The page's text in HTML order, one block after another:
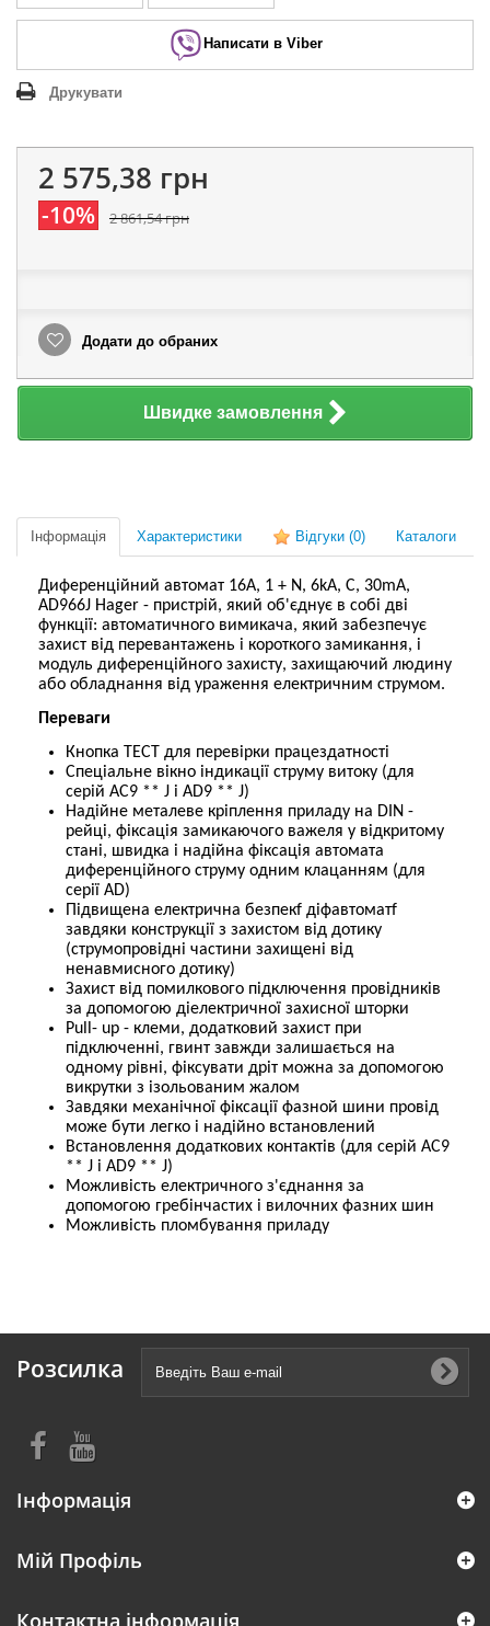
Написати в Viber
Друкувати
2 575,38 грн
-10% 2 861,54 грн
Додати до обраних
Швидке замовлення
Інформація Характеристики Відгуки (0) Каталоги
Диференційний автомат 16А, 1 + N, 6kA, C, 30mA,
AD966J Hager - пристрій, який об'єднує в собі дві
функції: автоматичного вимикача, який забезпечує
захист від перевантажень і короткого замикання, і
модуль диференційного захисту, захищаючий людину
або обладнання від ураження електричним струмом.
Переваги
Кнопка ТЕСТ для перевірки працездатності
Спеціальне вікно індикації струму витоку (для
серій АС9 ** J і AD9 ** J)
Надійне металеве кріплення приладу на DIN -
рейці, фіксація замикаючого важеля у відкритому
стані, швидка і надійна фіксація автомата
диференційного струму одним клацанням (для
серії AD)
Підвищена електрична безпекf діфавтоматf
завдяки конструкції з захистом від дотику
(струмопровідні частини захищені від
ненавмисного дотику)
Захист від помилкового підключення провідників
за допомогою діелектричної захисної шторки
Pull- up - клеми, додатковий захист при
підключенні, гвинт завжди залишається на
одному рівні, фіксувати дріт можна за допомогою
викрутки з ізольованим жалом
Завдяки механічної фіксації фазной шини провід
може бути легко і надійно встановлений
Встановлення додаткових контактів (для серій АС9
** J і AD9 ** J)
Можливість електричного з'єднання за
допомогою гребінчастих і вилочних фазних шин
Можливість пломбування приладу
Розсилка
Інформація
Мій Профіль
Контактна інформація